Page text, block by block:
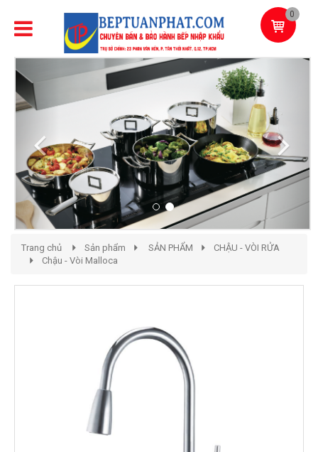
0
Previous
Trang chủ Sản phẩm SẢN PHẨM
CHẬU - VÒI RỬA
Chậu - Vòi Malloca